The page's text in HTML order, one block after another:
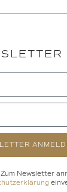
Newsletter